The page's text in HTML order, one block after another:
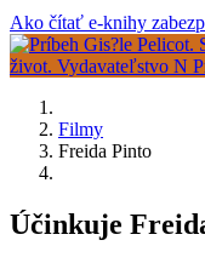
Ako čítať e-knihy
Filmy
Freida Pinto
Účinkuje